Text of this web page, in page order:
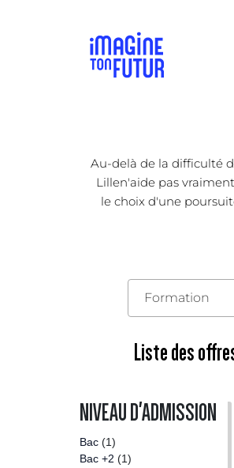
Au-delà de la difficulté
Lillen'aide pas
le choix d'une
Formation
Liste des
NIVEAU D'ADMISSION
Bac (1)
Bac +2 (1)